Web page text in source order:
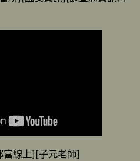
富線上][子元老師]